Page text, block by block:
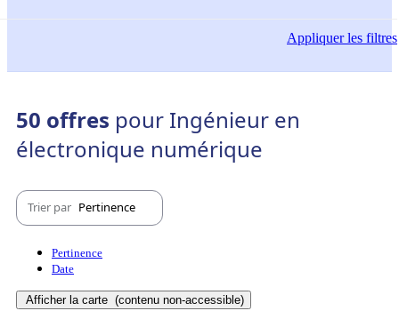
Appliquerles filtres
50 offres pour Ingénieur en
électronique numérique
Trier par Pertinence
Pertinence
Date
Afficher la carte (contenu non-accessible)